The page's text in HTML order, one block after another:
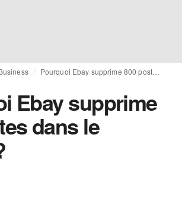
Pourquoi Ebay supprime 800 postes dans le monde ?
Ebay supprime
dans le